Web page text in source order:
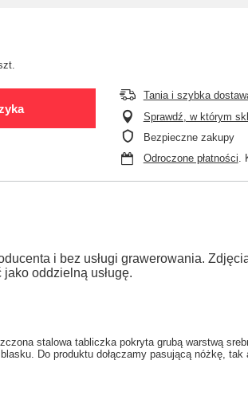
Tania i szybka
Sprawdź, w którym
Bezpieczne zakupy
Odroczone płatności.
i bez usługi grawerowania.
oddzielną usługę.
stalowa tabliczka pokryta grubą warstwą
Do produktu dołączamy pasującą nóżkę,